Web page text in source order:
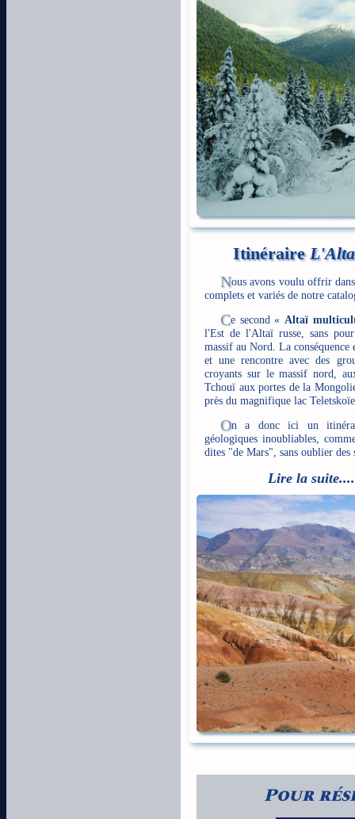
Itinéraire
Nous avons voulu offrir
complets et variés de notre
Ce second « Altaï
l'Est de l'Altaï russe, sans
massif au Nord. La conséquence
et une rencontre avec des
croyants sur le massif nord,
Tchouï aux portes de la
près du magnifique lac
On a donc ici un
géologiques inoubliables,
dites "de Mars", sans oublier des
Lire la suite....
Pour